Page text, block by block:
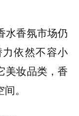
水香氛市场仍
依然不容小
美妆品类，香
。